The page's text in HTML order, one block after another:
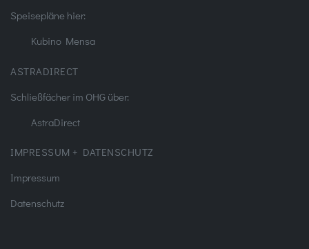
Speisepläne hier:
Kubino Mensa
ASTRADIRECT
Schließfächer im OHG über:
AstraDirect
IMPRESSUM + DATENSCHUTZ
Impressum
Datenschutz